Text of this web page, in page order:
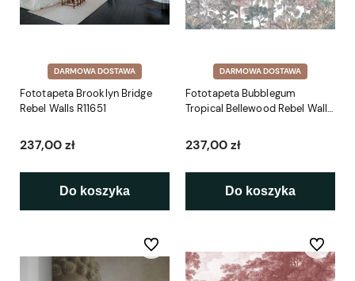
DARMOWA DOSTAWA
Fototapeta Brooklyn Bridge
Rebel Walls R11651
237,00 zł
Do koszyka
DARMOWA DOSTAWA
Fototapeta Bubblegum
Tropical Bellewood Rebel Walls
237,00 zł
Do koszyka
Do ulubionych Do